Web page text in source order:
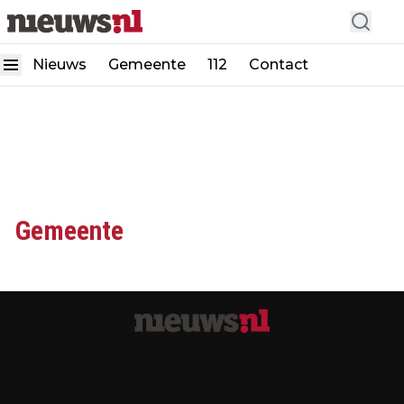
Nieuws Gemeente 112 Contact
Gemeente